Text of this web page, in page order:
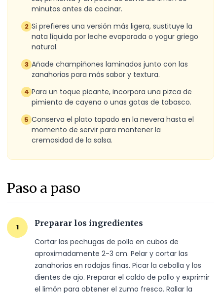
minutos antes de cocinar.
2 Si prefieres una versión más ligera, sustituye la
nata líquida por leche evaporada o yogur griego
natural.
3 Añade champiñones laminados junto con las
zanahorias para más sabor y textura.
4 Para un toque picante, incorpora una pizca de
pimienta de cayena o unas gotas de tabasco.
5 Conserva el plato tapado en la nevera hasta el
momento de servir para mantener la
cremosidad de la salsa.
Paso a paso
1
Preparar los ingredientes
Cortar las pechugas de pollo en cubos de
aproximadamente 2-3 cm. Pelar y cortar las
zanahorias en rodajas finas. Picar la cebolla y los
dientes de ajo. Preparar el caldo de pollo y exprimir
el limón para obtener el zumo fresco. Rallar la